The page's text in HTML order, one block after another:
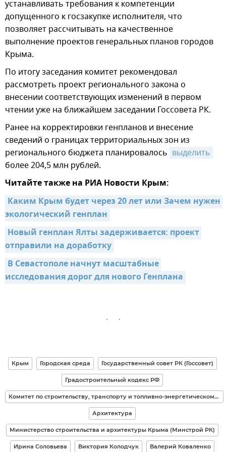
устанавливать требования к компетенции
допущенного к госзакупке исполнителя, что
позволяет рассчитывать на качественное
выполнение проектов генеральных планов городов
Крыма.
По итогу заседания комитет рекомендовал
рассмотреть проект регионального закона о
внесении соответствующих изменений в первом
чтении уже на ближайшем заседании Госсовета РК.
Ранее на корректировки генпланов и внесение
сведений о границах территориальных зон из
регионального бюджета планировалось выделить
более 204,5 млн рублей.
Читайте также на РИА Новости Крым:
Каким Крым будет через 20 лет или Зачем нужен
экологический генплан
Новый генплан Ялты задерживается: проект
отправили на доработку
В Севастополе начнут масштабные
исследования дорог для нового Генплана
Крым Городская среда Государственный совет РК (Госсовет)
Градостроительный кодекс РФ
Комитет по строительству, транспорту и топливно-энергетическому комплексу РК
Архитектура
Министерство строительства и архитектуры Крыма (Минстрой РК)
Ирина Соловьева Виктория Колодчук Валерий Коваленко